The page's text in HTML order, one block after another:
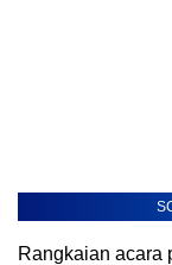
Rangkaian acara